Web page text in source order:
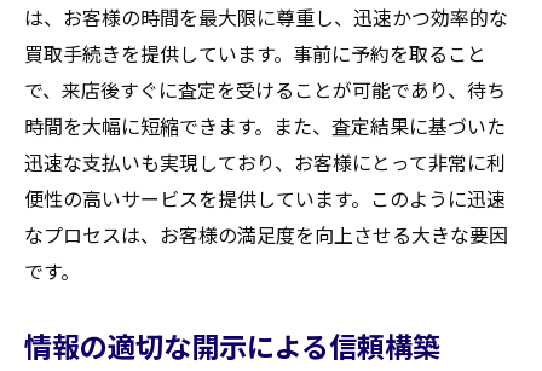
は、お客様の時間を最大限に尊重し、迅速かつ効率的な
買取手続きを提供しています。事前に予約を取ること
で、来店後すぐに査定を受けることが可能であり、待ち
時間を大幅に短縮できます。また、査定結果に基づいた
迅速な支払いも実現しており、お客様にとって非常に利
便性の高いサービスを提供しています。このように迅速
なプロセスは、お客様の満足度を向上させる大きな要因
です。
情報の適切な開示による信頼構築